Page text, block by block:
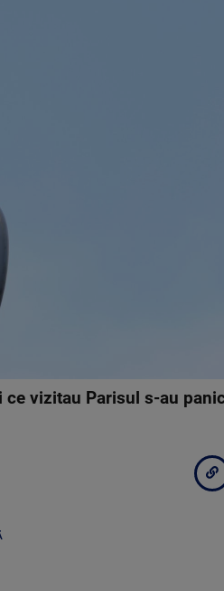
vizitau Parisul s-au